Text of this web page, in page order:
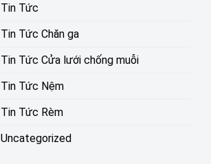
Tin Tức
Tin Tức Chăn ga
Tin Tức Cửa lưới chống muỗi
Tin Tức Nệm
Tin Tức Rèm
Uncategorized